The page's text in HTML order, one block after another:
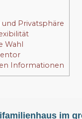
Privatsphäre
Wahl
Informationen